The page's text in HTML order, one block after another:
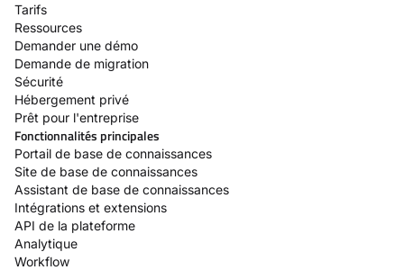
Tarifs
Ressources
Demander une démo
Demande de migration
Sécurité
Hébergement privé
Prêt pour l'entreprise
Fonctionnalités principales
Portail de base de connaissances
Site de base de connaissances
Assistant de base de connaissances
Intégrations et extensions
API de la plateforme
Analytique
Workflow